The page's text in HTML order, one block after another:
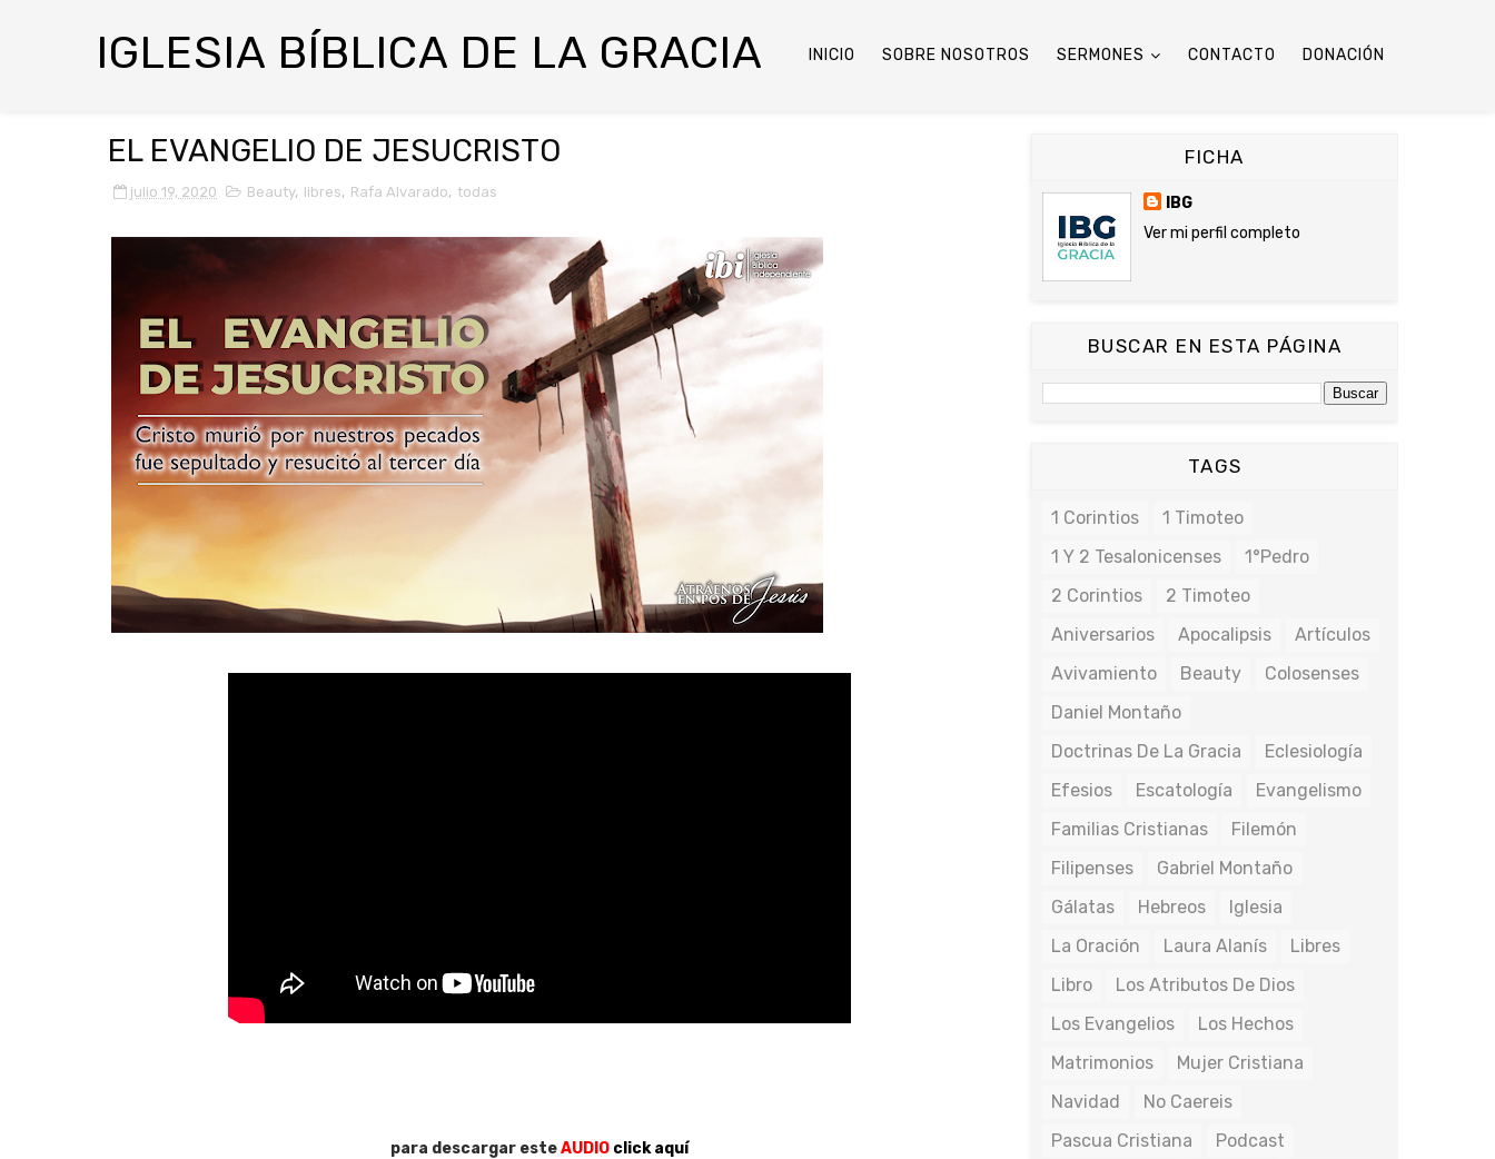
IGLESIA BÍBLICA DE LA GRACIA INICIO SOBRE NOSOTROS SERMONES CONTACTO DONACIÓN
EL EVANGELIO DE JESUCRISTO
julio 19, 2020 Beauty, libres, Rafa Alvarado, todas
para descargar esteAUDIO click aquí
FICHA
IBG
Ver mi perfil completo
BUSCAR EN ESTA PÁGINA
TAGS
1 Corintios
1 Timoteo
1 Y 2 Tesalonicenses
1°Pedro
2 Corintios
2 Timoteo
Aniversarios
Apocalipsis
Artículos
Avivamiento
Beauty
Colosenses
Daniel Montaño
Doctrinas De La Gracia
Eclesiología
Efesios
Escatología
Evangelismo
Familias Cristianas
Filemón
Filipenses
Gabriel Montaño
Gálatas
Hebreos
Iglesia
La Oración
Laura Alanís
Libres
Libro
Los Atributos De Dios
Los Evangelios
Los Hechos
Matrimonios
Mujer Cristiana
Navidad
No Caereis
Pascua Cristiana
Podcast